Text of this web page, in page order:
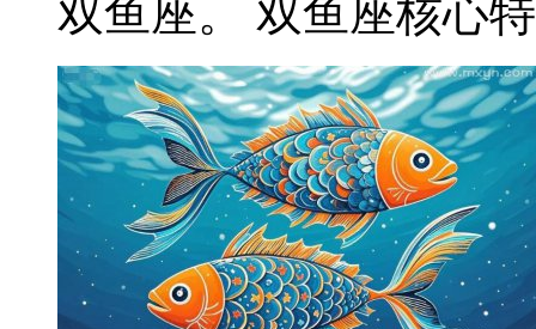
双鱼座。 双鱼座核心